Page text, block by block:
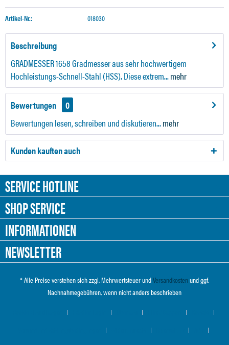
Artikel-Nr.: 018030
Beschreibung
GRADMESSER 1658 Gradmesser aus sehr hochwertigem
Hochleistungs-Schnell-Stahl (HSS). Diese extrem...mehr
Bewertungen
0
Bewertungen lesen, schreiben und diskutieren...mehr
Kunden kauften auch
SERVICE HOTLINE
SHOP SERVICE
INFORMATIONEN
NEWSLETTER
* Alle Preise verstehen sich zzgl. Mehrwertsteuer undVersandkostenund ggf.
Nachnahmegebühren, wenn nicht anders beschrieben